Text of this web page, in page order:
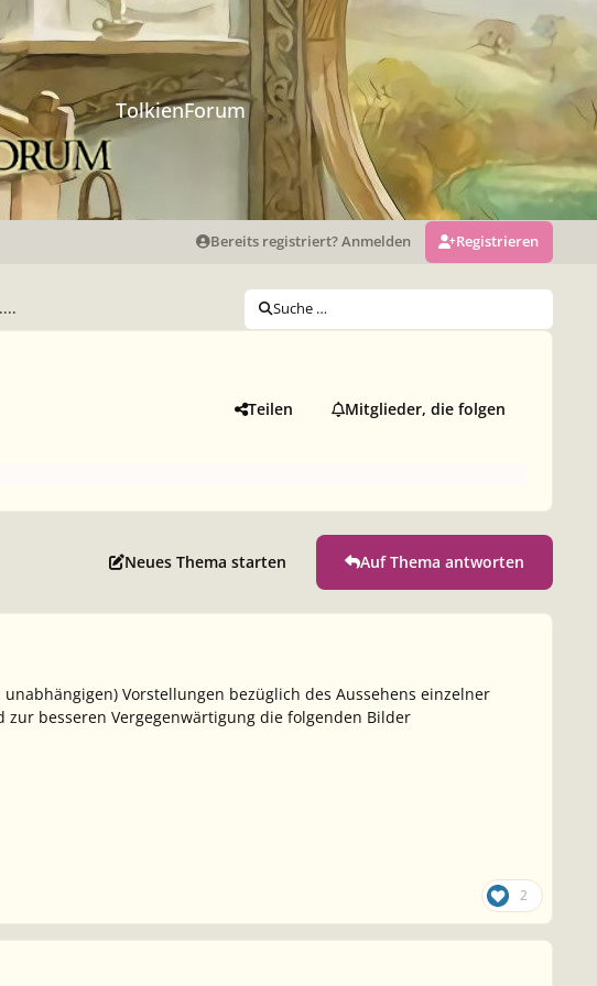
TolkienForum
Bereits registriert? Anmelden Registrieren
Suche …
Teilen Mitglieder, die folgen
Neues Thema starten Auf Thema antworten
Vorstellungen bezüglich des Aussehens einzelner
besseren Vergegenwärtigung die folgenden Bilder
2